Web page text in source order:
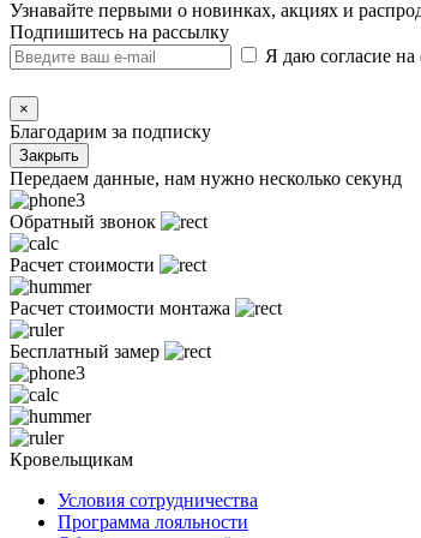
Узнавайте первыми о новинках, акциях и
Подпишитесь на рассылку
Я даю согласие
×
Благодарим за подписку
Закрыть
Передаем данные, нам нужно несколько секунд
Обратный звонок
Расчет стоимости
Расчет стоимости монтажа
Бесплатный замер
Кровельщикам
Условия сотрудничества
Программа лояльности